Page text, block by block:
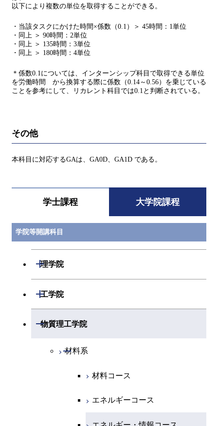
以下により複数の単位を取得することができる。
・当該タスクにかけた時間×係数（0.1）＞ 45時間：1単位
・同上 ＞ 90時間：2単位
・同上 ＞ 135時間：3単位
・同上 ＞ 180時間：4単位
＊係数0.1については、インターンシップ科目で取得できる単位
を労働時間 から換算する際に係数（0.14～0.56）を乗じている
ことを参考にして、リカレント科目では0.1と判断されている。
その他
本科目に対応するGAは、GA0D、GA1D である。
学士課程 大学院課程
学院等開講科目
理学院
開閉
工学院
開閉
機械系
開閉
エネルギーコース
エネルギー・情報コース
エンジニアリングデザイン
システム制御系
システム制御コース
エンジニアリングデザイン
電気電子系
電気電子コース
エネルギーコース
情報通信系
情報通信コース
物質理工学院
開閉
材料系
開閉
材料コース
エネルギーコース